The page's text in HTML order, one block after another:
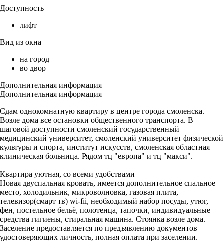
Доступность
лифт
Вид из окна
на город
во двор
Дополнительная информация
Дополнительная информация
Сдам однокомнатную квартиру в центре города смоленска.
Возле дома все остановки общественного транспорта. В
шаговой доступности смоленский государственный
медицинский университет, смоленский университет физической
культуры и спорта, институт искусств, смоленская областная
клиническая больница. Рядом тц "европа" и тц "макси".
Квартира уютная, со всеми удобствами
Новая двуспальная кровать, имеется дополнительное спальное
место, холодильник, микроволновка, газовая плита,
телевизор(смарт тв) wi-fii, необходимый набор посуды, утюг,
фен, постельное бельё, полотенца, тапочки, индивидуальные
средства гигиены, стиральная машина. Стоянка возле дома.
Заселение предоставляется по предъявлению документов
удостоверяющих личность, полная оплата при заселении.